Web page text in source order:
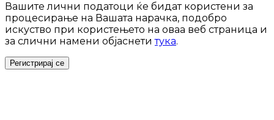
Вашите лични податоци ќе бидат користени за
процесирање на Вашата нарачка, подобро
искуство при користењето на оваа веб страница и
за слични намени објаснетитука.
Регистрирај се